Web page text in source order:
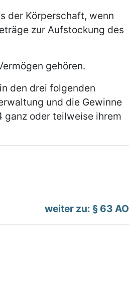
der Körperschaft, wenn
zur Aufstockung des
gehören.
den drei folgenden
und die Gewinne
oder teilweise ihrem
weiter zu: § 63 AO